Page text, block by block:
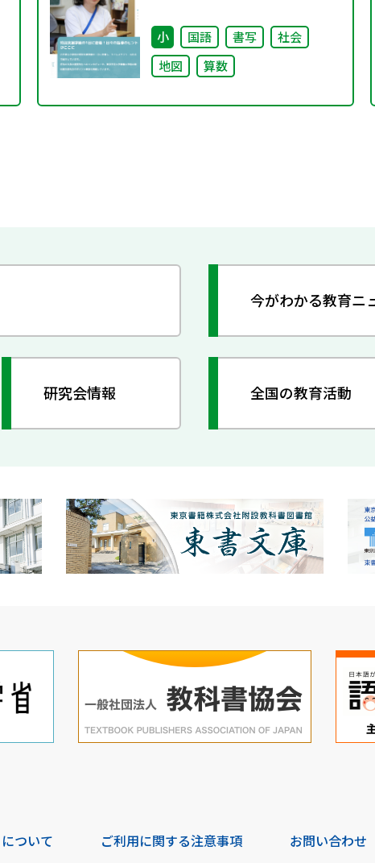
小 国語 書写
社会
地図
算数
今がわかる教育ニ
研究会情報 全国の教育活動
ついて ご利用に関する注意事項 お問い合わせ